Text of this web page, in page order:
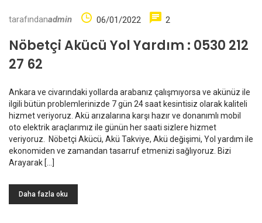
tarafındanadmin 06/01/2022 2
Nöbetçi Akücü Yol Yardım : 0530 212
27 62
Ankara ve civarındaki yollarda arabanız çalışmıyorsa ve akünüz ile
ilgili bütün problemlerinizde 7 gün 24 saat kesintisiz olarak kaliteli
hizmet veriyoruz. Akü arızalarına karşı hazır ve donanımlı mobil
oto elektrik araçlarımız ile günün her saati sizlere hizmet
veriyoruz. Nöbetçi Akücü, Akü Takviye, Akü değişimi, Yol yardım ile
ekonomiden ve zamandan tasarruf etmenizi sağlıyoruz. Bizi
Arayarak […]
Daha fazla oku